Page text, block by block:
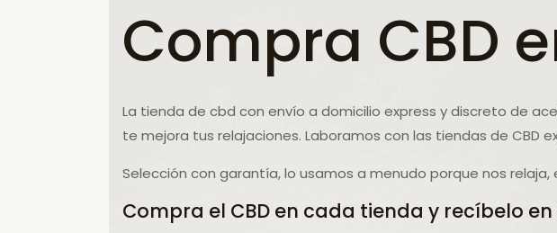
Compra CBD
La tienda de cbd con envío a domicilio express y discreto de
te mejora tus relajaciones. Laboramos con las tiendas de CBD
Selección con garantía, lo usamos a menudo porque nos relaja,
Compra el CBD en cada tienda y recíbelo